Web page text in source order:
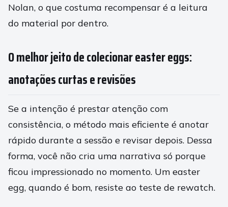
Nolan, o que costuma recompensar é a leitura
do material por dentro.
O melhor jeito de colecionar easter eggs:
anotações curtas e revisões
Se a intenção é prestar atenção com
consistência, o método mais eficiente é anotar
rápido durante a sessão e revisar depois. Dessa
forma, você não cria uma narrativa só porque
ficou impressionado no momento. Um easter
egg, quando é bom, resiste ao teste de rewatch.